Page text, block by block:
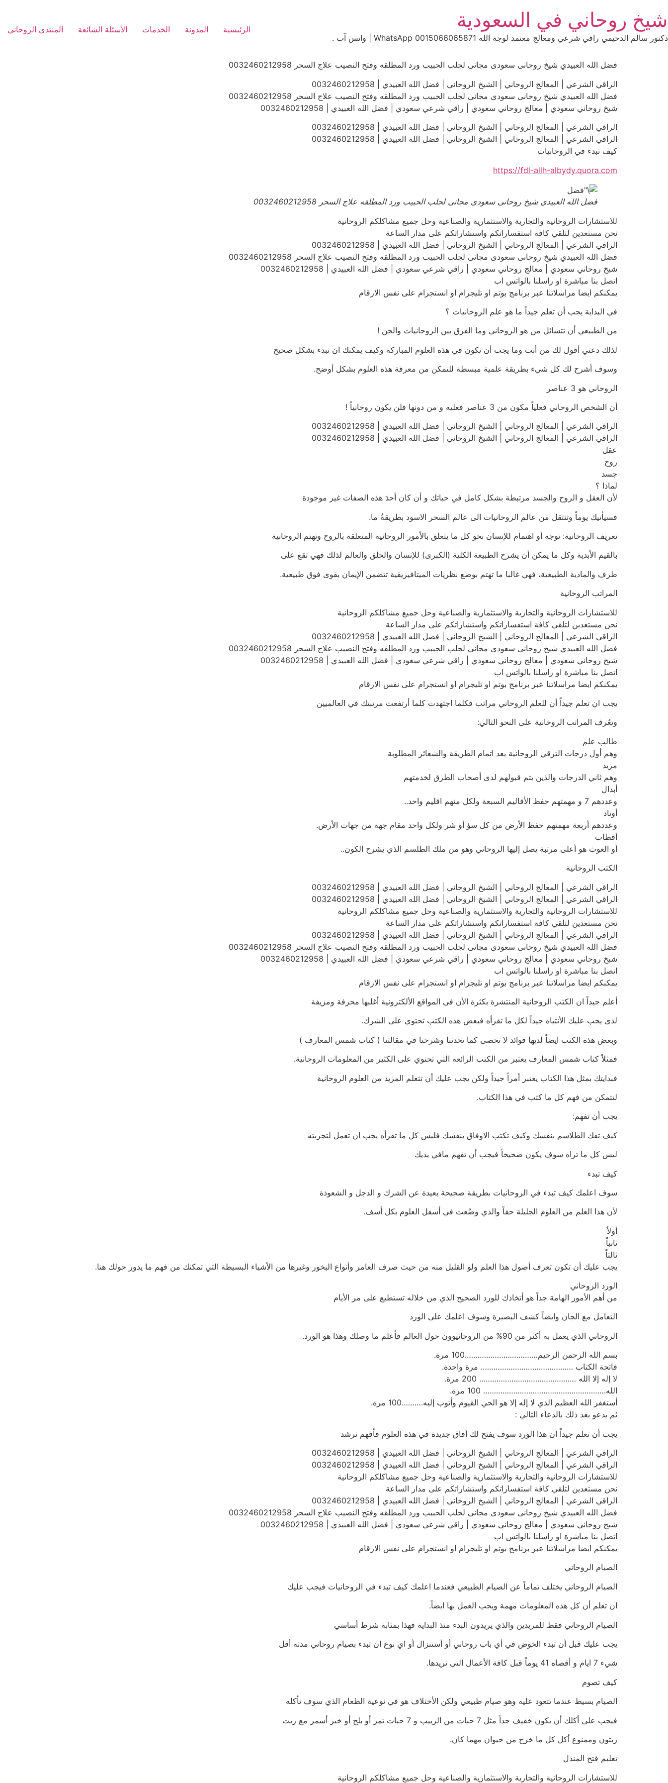
to
content
شيخ روحاني في السعودية
دكتور سالم الدحيمي راقي شرعي ومعالج معتمد لوجة الله 0015066065871 WhatsApp | واتس آب .
الرئيسية المدونة الخدمات الأسئلة الشائعة المنتدى الروحاني
فضل الله العبيدي شيخ روحانى سعودى مجانى لجلب الحبيب ورد المطلقه وفتح النصيب علاج السحر 0032460212958
الراقي الشرعي | المعالج الروحاني | الشيخ الروحاني | فضل الله العبيدي | 0032460212958
فضل الله العبيدي شيخ روحانى سعودى مجانى لجلب الحبيب ورد المطلقه وفتح النصيب علاج السحر 0032460212958
شيخ روحاني سعودي | معالج روحاني سعودي | راقي شرعي سعودي | فضل الله العبيدي | 0032460212958
الراقي الشرعي | المعالج الروحاني | الشيخ الروحاني | فضل الله العبيدي | 0032460212958
الراقي الشرعي | المعالج الروحاني | الشيخ الروحاني | فضل الله العبيدي | 0032460212958
كيف تبدء في الروحانيات
https://fdl-allh-albydy.quora.com
فضل الله العبيدي شيخ روحانى سعودى مجانى لجلب الحبيب ورد المطلقه علاج السحر 0032460212958
للاستشارات الروحانية والتجارية والاستثمارية والصناعية وحل جميع مشاكلكم الروحانية
نحن مستعدين لتلقي كافة استفساراتكم واستشاراتكم على مدار الساعة
الراقي الشرعي | المعالج الروحاني | الشيخ الروحاني | فضل الله العبيدي | 0032460212958
فضل الله العبيدي شيخ روحانى سعودى مجانى لجلب الحبيب ورد المطلقه وفتح النصيب علاج السحر 0032460212958
شيخ روحاني سعودي | معالج روحاني سعودي | راقي شرعي سعودي | فضل الله العبيدي | 0032460212958
اتصل بنا مباشرة او راسلنا بالواتس اب
يمكنكم ايضا مراسلاتنا عبر برنامج بوتم او تليجرام او انستجرام على نفس الارقام
في البداية يجب أن تعلم جيداً ما هو علم الروحانيات ؟
من الطبيعي أن تتسائل من هو الروحاني وما الفرق بين الروحانيات والجن !
لذلك دعني أقول لك من أنت وما يجب أن تكون في هذه العلوم المباركة وكيف يمكنك ان تبدء بشكل صحيح
وسوف أشرح لك كل شيء بطريقة علمية مبسطة للتمكن من معرفة هذه العلوم بشكل أوضح.
الروحاني هو 3 عناصر
أن الشخص الروحاني فعلياً مكون من 3 عناصر فعليه و من دونها فلن يكون روحانياً !
الراقي الشرعي | المعالج الروحاني | الشيخ الروحاني | فضل الله العبيدي | 0032460212958
الراقي الشرعي | المعالج الروحاني | الشيخ الروحاني | فضل الله العبيدي | 0032460212958
عقل
روح
جسد
لماذا ؟
لأن العقل و الروح والجسد مرتبطة بشكل كامل في حياتك و أن كان أحدَ هذه الصفات غير موجودة
فسيأتيك يوماً وتنتقل من عالم الروحانيات الى عالم السحر الاسود بطريقةُ ما.
تعريف الروحانية: توجه أو اهتمام للإنسان نحو كل ما يتعلق بالأمور الروحانية المتعلقة بالروح وتهتم الروحانية
بالقيم الأبدية وكل ما يمكن أن يشرح الطبيعة الكلية (الكبرى) للإنسان والخلق والعالم لذلك فهي تقع على
طرف والمادية الطبيعية، فهي غالبا ما تهتم بوضع نظريات الميتافيزيقية تتضمن الإيمان بقوى فوق طبيعية.
المراتب الروحانية
للاستشارات الروحانية والتجارية والاستثمارية والصناعية وحل جميع مشاكلكم الروحانية
نحن مستعدين لتلقي كافة استفساراتكم واستشاراتكم على مدار الساعة
الراقي الشرعي | المعالج الروحاني | الشيخ الروحاني | فضل الله العبيدي | 0032460212958
فضل الله العبيدي شيخ روحانى سعودى مجانى لجلب الحبيب ورد المطلقه وفتح النصيب علاج السحر 0032460212958
شيخ روحاني سعودي | معالج روحاني سعودي | راقي شرعي سعودي | فضل الله العبيدي | 0032460212958
اتصل بنا مباشرة او راسلنا بالواتس اب
يمكنكم ايضا مراسلاتنا عبر برنامج بوتم او تليجرام او انستجرام على نفس الارقام
يجب ان تعلم جيداً أن للعلم الروحاني مراتب فكلما اجتهدت كلما أرتفعت مرتبتك في العالميين
وتعُرف المراتب الروحانية على النحو التالي:
طالب علم
وهم أول درجات الترقي الروحانية بعد اتمام الطريقة والشعائر المطلوبة
مريد
وهم ثاني الدرجات والذين يتم قبولهم لدى أصحاب الطرق لخدمتهم
أبدال
وعددهم 7 و مهمتهم حفظ الأقاليم السبعة ولكل منهم اقليم واحد..
أوتاد
وعددهم أربعة مهمتهم حفظ الأرض من كل سؤ أو شر ولكل واحد مقام جهة من جهات الأرض.
أقطاب
أو الغوث هو أعلى مرتبة يصل إليها الروحاني وهو من ملك الطلسم الذي يشرح الكون..
الكتب الروحانية
الراقي الشرعي | المعالج الروحاني | الشيخ الروحاني | فضل الله العبيدي | 0032460212958
الراقي الشرعي | المعالج الروحاني | الشيخ الروحاني | فضل الله العبيدي | 0032460212958
للاستشارات الروحانية والتجارية والاستثمارية والصناعية وحل جميع مشاكلكم الروحانية
نحن مستعدين لتلقي كافة استفساراتكم واستشاراتكم على مدار الساعة
الراقي الشرعي | المعالج الروحاني | الشيخ الروحاني | فضل الله العبيدي | 0032460212958
فضل الله العبيدي شيخ روحانى سعودى مجانى لجلب الحبيب ورد المطلقه وفتح النصيب علاج السحر 0032460212958
شيخ روحاني سعودي | معالج روحاني سعودي | راقي شرعي سعودي | فضل الله العبيدي | 0032460212958
اتصل بنا مباشرة او راسلنا بالواتس اب
يمكنكم ايضا مراسلاتنا عبر برنامج بوتم او تليجرام او انستجرام على نفس الارقام
أعلم جيداً ان الكتب الروحانية المنتشرة بكثرة الأن في المواقع الألكترونية أغلبها محرفة ومزيفة
لذى يجب عليك الأنتباه جيداً لكل ما تقرأه فبعض هذه الكتب تحتوي على الشرك.
وبعض هذه الكتب ايضاً لديها فوائد لا تحصى كما تحدثنا وشرحنا في مقالتنا ( كتاب شمس المعارف )
فمثلاً كتاب شمس المعارف يعتبر من الكتب الرائعه التي تحتوي على الكثير من المعلومات الروحانية.
فبدايتك بمثل هذا الكتاب يعتبر أمراً جيداً ولكن يجب عليك أن تتعلم المزيد من العلوم الروحانية
لتتمكن من فهم كل ما كتب في هذا الكتاب.
يجب أن تفهم:
كيف تفك الطلاسم بنفسك وكيف تكتب الاوفاق بنفسك فليس كل ما تقرأه يجب ان تعمل لتجربته
ليس كل ما تراه سوف يكون صحيحاً فيجب أن تفهم مافي يديك
كيف تبدء
سوف اعلمك كيف تبدء في الروحانيات بطريقة صحيحة بعيدة عن الشرك و الدجل و الشعوذة
لأن هذا العلم من العلوم الجليلة حقاً والذي وضُعت في أسفل العلوم بكل أسف.
أولاُ
ثانياً
ثالثاً
يجب عليك أن تكون تعرف أصول هذا العلم ولو القليل منه من حيث صرف العامر وأنواع البخور وغيرها من الأشياء البسيطة التي تمكنك من فهم ما يدور حولك هنا.
الورد الروحاني
من أهم الأمور الهامة جداً هو أتخاذك للورد الصحيح الذي من خلاله تستطيع على مر الأيام
التعامل مع الجان وايضاً كشف البصيرة وسوف اعلمك على الورد
الروحاني الذي يعمل به أكثر من 90% من الروحانيوون حول العالم فأعلم ما وصلك وهذا هو الورد.
بسم الله الرحمن الرحيم…………………………….100 مرة.
فاتحة الكتاب ……………………………………. مرة واحدة.
لا إله إلا الله ……………………………………… 200 مرة.
الله………………………………………………… 100 مرة.
أستغفر الله العظيم الذي لا إله إلا هو الحي القيوم وأتوب إليه……….100 مرة.
ثم يدعو بعد ذلك بالدعاء التالي :
يجب أن تعلم جيداً ان هذا الورد سوف يفتح لك أفاق جديدة في هذه العلوم فأفهم ترشد
الراقي الشرعي | المعالج الروحاني | الشيخ الروحاني | فضل الله العبيدي | 0032460212958
الراقي الشرعي | المعالج الروحاني | الشيخ الروحاني | فضل الله العبيدي | 0032460212958
للاستشارات الروحانية والتجارية والاستثمارية والصناعية وحل جميع مشاكلكم الروحانية
نحن مستعدين لتلقي كافة استفساراتكم واستشاراتكم على مدار الساعة
الراقي الشرعي | المعالج الروحاني | الشيخ الروحاني | فضل الله العبيدي | 0032460212958
فضل الله العبيدي شيخ روحانى سعودى مجانى لجلب الحبيب ورد المطلقه وفتح النصيب علاج السحر 0032460212958
شيخ روحاني سعودي | معالج روحاني سعودي | راقي شرعي سعودي | فضل الله العبيدي | 0032460212958
اتصل بنا مباشرة او راسلنا بالواتس اب
يمكنكم ايضا مراسلاتنا عبر برنامج بوتم او تليجرام او انستجرام على نفس الارقام
الصيام الروحاني
الصيام الروحاني يختلف تماماً عن الصيام الطبيعي فعندما اعلمك كيف تبدء في الروحانيات فيجب عليك
ان تعلم أن كل هذه المعلومات مهمة ويجب العمل بها ايضاً.
الصيام الروحاني فقط للمريدين والذي يريدون البدء منذ البداية فهذا بمثابة شرط أساسي
يجب عليك قبل أن تبدء الخوض في أي باب روحاني أو أستنزال أو اي نوع ان تبدء بصيام روحاني مدته أقل
شيء 7 ايام و أقصاه 41 يوماً قبل كافة الأعمال التي تريدها.
كيف تصوم
الصيام بسيط عندما تتعود عليه وهو صيام طبيعي ولكن الأختلاف هو في نوعية الطعام الذي سوف تأكله
فيجب على أكلك أن يكون خفيف جداً مثل 7 حبات من الزبيب و 7 حبات تمر أو بلح أو خبز أسمر مع زيت
زيتون وممنوع أكل كل ما خرج من حيوان مهما كان.
تعليم فتح المندل
للاستشارات الروحانية والتجارية والاستثمارية والصناعية وحل جميع مشاكلكم الروحانية